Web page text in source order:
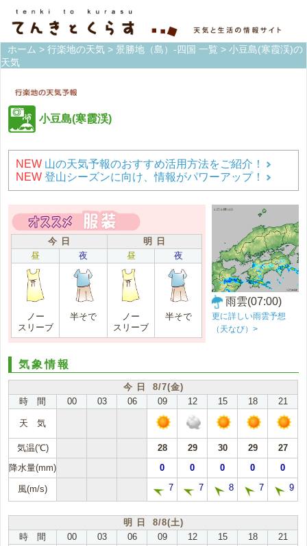
ホーム > 行楽地の天気 > 景勝地（島）-四国 一覧 > 小豆島(寒霞渓)の
天気
小豆島(寒霞渓)
NEW 山の天気予報のおすすめ活用方法をご紹介！
NEW 登山シーズンに向け、情報がパワーアップ！
今 日
明 日
昼
夜 昼 夜
ノー
スリーブ
半そで
ノー
スリーブ
半そで
雨雲(07:00)
更に詳しい雨雲予想
（天なび）>
気象情報
今 日 8/7(金)
時 間
00 03 06 09 12 15 18 21
天 気
気温(℃) 28 29 30 29
27
降水量(mm)
0 0 0 0 0
風(m/s) 7 7 8 7 9
明 日 8/8(土)
時 間
00 03 06 09 12 15 18 21